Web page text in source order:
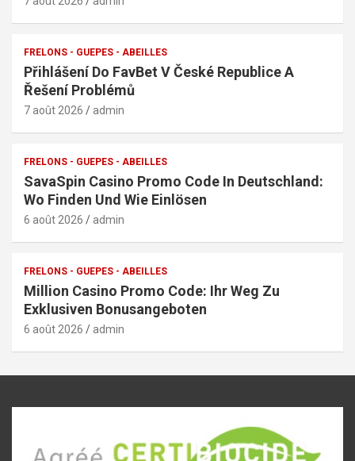
FRELONS - GUEPES - ABEILLES
Přihlášení Do FavBet V České Republice A
Řešení Problémů
7 août 2026 admin
FRELONS - GUEPES - ABEILLES
SavaSpin Casino Promo Code In Deutschland:
Wo Finden Und Wie Einlösen
6 août 2026 admin
FRELONS - GUEPES - ABEILLES
Million Casino Promo Code: Ihr Weg Zu
Exklusiven Bonusangeboten
6 août 2026 admin